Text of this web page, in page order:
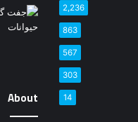
2,236
863
567
303
14
About